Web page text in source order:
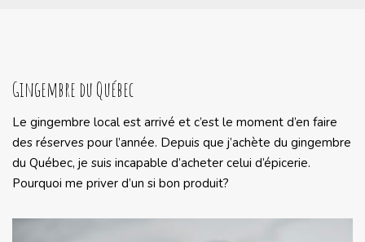
Gingembre du Québec
Le gingembre local est arrivé et c’est le moment d’en faire
des réserves pour l’année. Depuis que j’achète du gingembre
du Québec, je suis incapable d’acheter celui d’épicerie.
Pourquoi me priver d’un si bon produit?